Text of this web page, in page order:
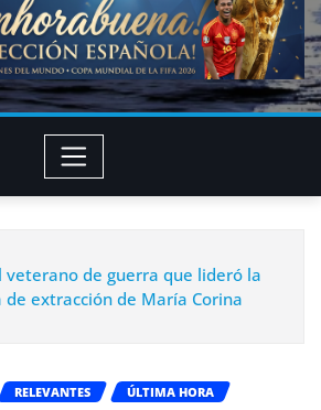
veterano de guerra que lideró la
extracción de María Corina
RELEVANTES ÚLTIMA HORA